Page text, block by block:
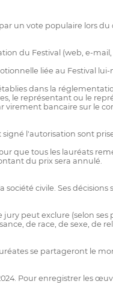
un vote populaire lors
du Festival (web, e-mail,
liée au Festival lui-
dans la
le représentant ou le
virement bancaire sur le
l'autorisation sont
que tous les lauréats
du prix sera annulé.
civile. Ses
peut exclure (selon
de race, de sexe, de
se partageront le
Pour enregistrer les